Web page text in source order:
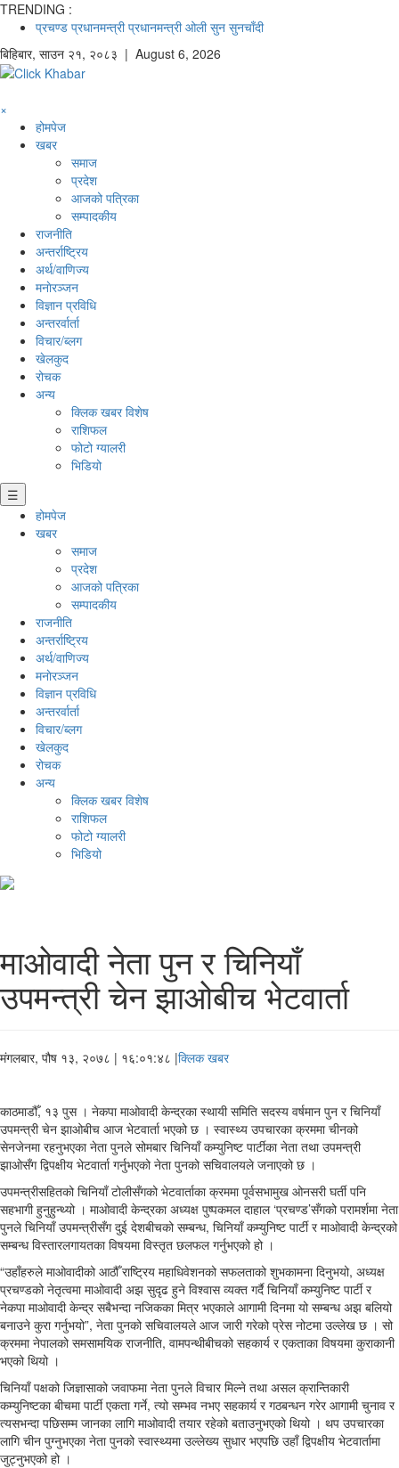
TRENDING :
प्रचण्ड प्रधानमन्त्री प्रधानमन्त्री ओली सुन सुनचाँदी
बिहिबार, साउन २१, २०८३ | August 6, 2026
×
होमपेज
खबर
समाज
प्रदेश
आजको पत्रिका
सम्पादकीय
राजनीति
अन्तर्राष्ट्रिय
अर्थ/वाणिज्य
मनाेरञ्जन
विज्ञान प्रविधि
अन्तरर्वार्ता
विचार/ब्लग
खेलकुद
रोचक
अन्य
क्लिक खबर विशेष
राशिफल
फोटो ग्यालरी
भिडियो
☰
होमपेज
खबर
समाज
प्रदेश
आजको पत्रिका
सम्पादकीय
राजनीति
अन्तर्राष्ट्रिय
अर्थ/वाणिज्य
मनाेरञ्जन
विज्ञान प्रविधि
अन्तरर्वार्ता
विचार/ब्लग
खेलकुद
रोचक
अन्य
क्लिक खबर विशेष
राशिफल
फोटो ग्यालरी
भिडियो
माओवादी नेता पुन र चिनियाँ
उपमन्त्री चेन झाओबीच भेटवार्ता
मंगलबार, पौष १३, २०७८ | १६:०१:४८ |क्लिक खबर
काठमाडौँ, १३ पुस । नेकपा माओवादी केन्द्रका स्थायी समिति सदस्य वर्षमान पुन र चिनियाँ
उपमन्त्री चेन झाओबीच आज भेटवार्ता भएको छ । स्वास्थ्य उपचारका क्रममा चीनको
सेनजेनमा रहनुभएका नेता पुनले सोमबार चिनियाँ कम्युनिष्ट पार्टीका नेता तथा उपमन्त्री
झाओसँग द्विपक्षीय भेटवार्ता गर्नुभएको नेता पुनको सचिवालयले जनाएको छ ।
उपमन्त्रीसहितको चिनियाँ टोलीसँगको भेटवार्ताका क्रममा पूर्वसभामुख ओनसरी घर्ती पनि
सहभागी हुनुहुन्थ्यो । माओवादी केन्द्रका अध्यक्ष पुष्पकमल दाहाल ‘प्रचण्ड’सँगको परामर्शमा नेता
पुनले चिनियाँ उपमन्त्रीसँग दुई देशबीचको सम्बन्ध, चिनियाँ कम्युनिष्ट पार्टी र माओवादी केन्द्रको
सम्बन्ध विस्तारलगायतका विषयमा विस्तृत छलफल गर्नुभएको हो ।
“उहाँहरुले माओवादीको आठौँ राष्ट्रिय महाधिवेशनको सफलताको शुभकामना दिनुभयो, अध्यक्ष
प्रचण्डको नेतृत्वमा माओवादी अझ सुदृढ हुने विश्वास व्यक्त गर्दै चिनियाँ कम्युनिष्ट पार्टी र
नेकपा माओवादी केन्द्र सबैभन्दा नजिकका मित्र भएकाले आगामी दिनमा यो सम्बन्ध अझ बलियो
बनाउने कुरा गर्नुभयो”, नेता पुनको सचिवालयले आज जारी गरेको प्रेस नोटमा उल्लेख छ । सो
क्रममा नेपालको समसामयिक राजनीति, वामपन्थीबीचको सहकार्य र एकताका विषयमा कुराकानी
भएको थियो ।
चिनियाँ पक्षको जिज्ञासाको जवाफमा नेता पुनले विचार मिल्ने तथा असल क्रान्तिकारी
कम्युनिष्टका बीचमा पार्टी एकता गर्ने, त्यो सम्भव नभए सहकार्य र गठबन्धन गरेर आगामी चुनाव र
त्यसभन्दा पछिसम्म जानका लागि माओवादी तयार रहेको बताउनुभएको थियो । थप उपचारका
लागि चीन पुग्नुभएका नेता पुनको स्वास्थ्यमा उल्लेख्य सुधार भएपछि उहाँ द्विपक्षीय भेटवार्तामा
जुट्नुभएको हो ।